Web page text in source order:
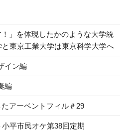
！」を体現したかのような大学統
東京工業大学は東京科学大学へ
イン編
編
アーベントフィル＃29
平市民オケ第38回定期